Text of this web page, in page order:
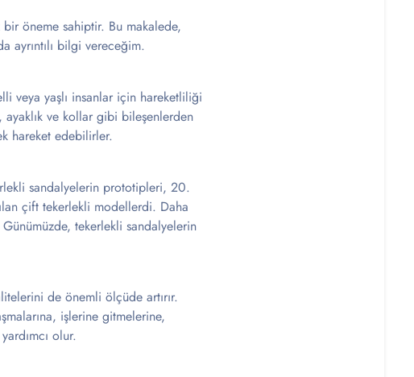
öneme sahiptir. Bu makalede,
ayrıntılı bilgi vereceğim.
veya yaşlı insanlar için hareketliliği
ayaklık ve kollar gibi bileşenlerden
hareket edebilirler.
sandalyelerin prototipleri, 20.
çift tekerlekli modellerdi. Daha
tekerlekli sandalyelerin
de önemli ölçüde artırır.
işlerine gitmelerine,
olur.